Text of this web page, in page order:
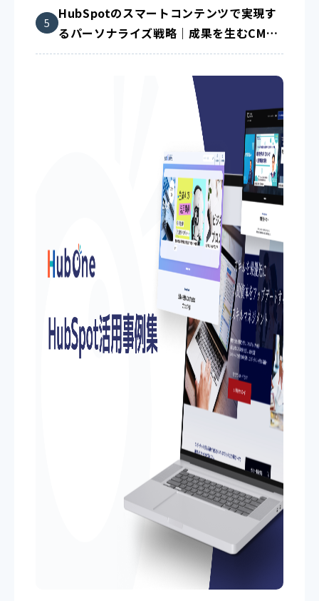
HubSpotのスマートコンテンツで実現す
るパーソナライズ戦略｜成果を生むCMS
活用術